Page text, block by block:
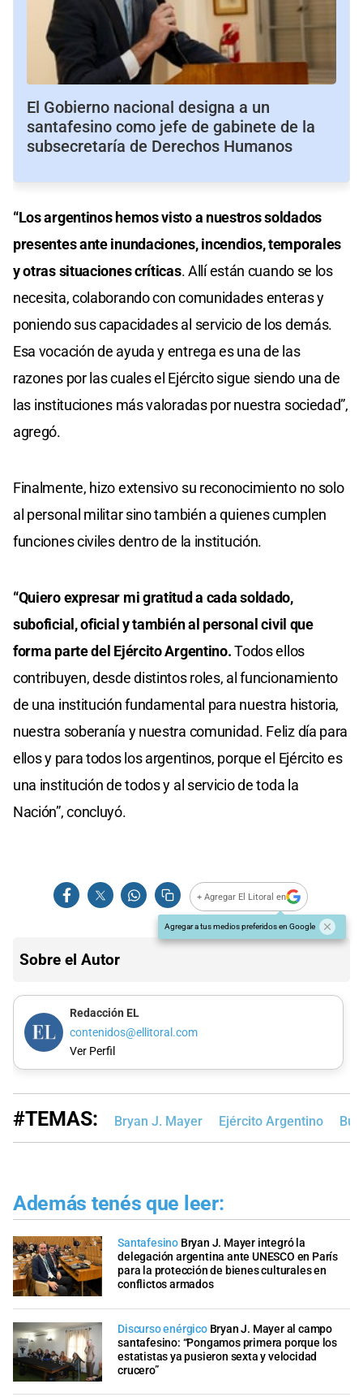
El Gobierno nacional designa a un
santafesino como jefe de gabinete de la
subsecretaría de Derechos Humanos
“Los argentinos hemos visto a nuestros soldados
presentes ante inundaciones, incendios, temporales
y otras situaciones críticas. Allí están cuando se los
necesita, colaborando con comunidades enteras y
poniendo sus capacidades al servicio de los demás.
Esa vocación de ayuda y entrega es una de las
razones por las cuales el Ejército sigue siendo una de
las instituciones más valoradas por nuestra sociedad”,
agregó.
Finalmente, hizo extensivo su reconocimiento no solo
al personal militar sino también a quienes cumplen
funciones civiles dentro de la institución.
“Quiero expresar mi gratitud a cada soldado,
suboficial, oficial y también al personal civil que
forma parte del Ejército Argentino.Todos ellos
contribuyen, desde distintos roles, al funcionamiento
de una institución fundamental para nuestra historia,
nuestra soberanía y nuestra comunidad. Feliz día para
ellos y para todos los argentinos, porque el Ejército es
una institución de todos y al servicio de toda la
Nación”, concluyó.
+ Agregar El Litoral en
Agregar a tus medios preferidos en Google
Sobre el Autor
Redacción EL
contenidos@ellitoral.com
Ver Perfil
#TEMAS: Bryan J. Mayer Ejército Argentino
Además tenés que leer:
Santafesino Bryan J. Mayer integró la
delegación argentina ante UNESCO en París
para la protección de bienes culturales en
conflictos armados
Discurso enérgico Bryan J. Mayer al campo
santafesino: “Pongamos primera porque los
estatistas ya pusieron sexta y velocidad
crucero”